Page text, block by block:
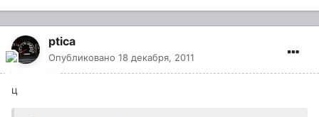
ptica
Опубликовано 18 декабря, 2011
ц